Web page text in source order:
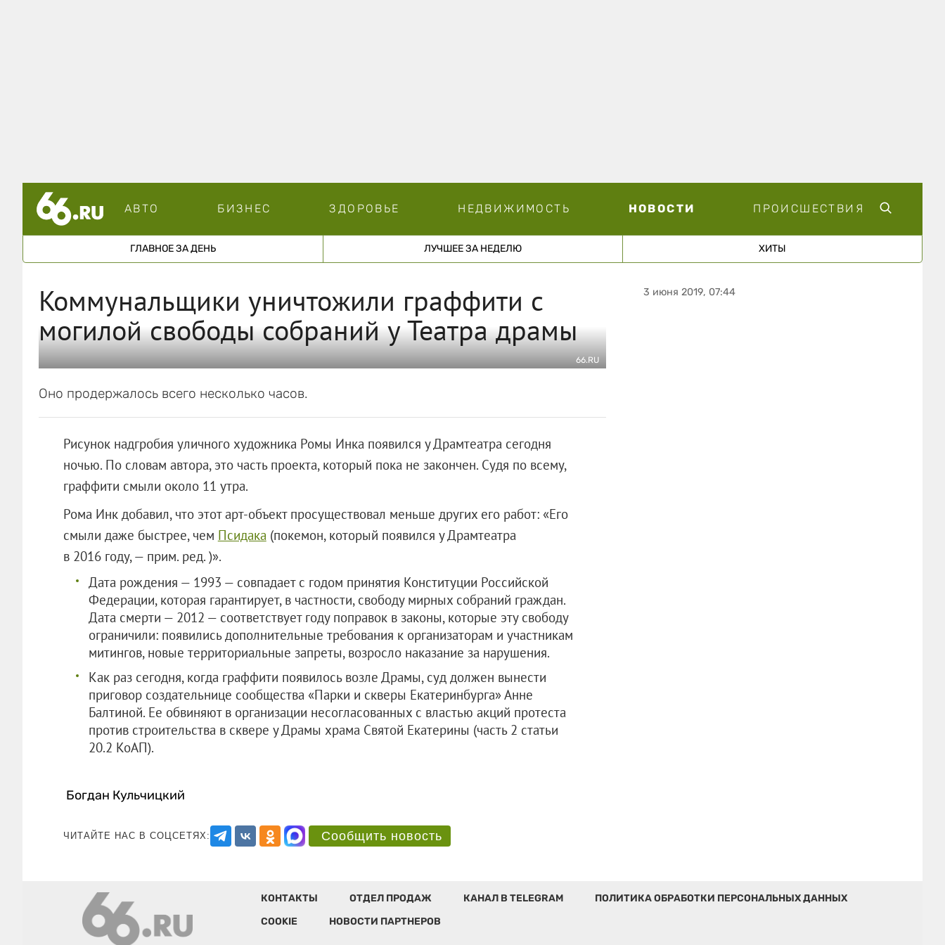
АВТО БИЗНЕС ЗДОРОВЬЕ НЕДВИЖИМОСТЬ НОВОСТИ ПРОИСШЕСТВИЯ
ГЛАВНОЕ ЗА ДЕНЬ ЛУЧШЕЕ ЗА НЕДЕЛЮ ХИТЫ
Коммунальщики уничтожили граффити с
могилой свободы собраний у Театра драмы
66.RU
Оно продержалось всего несколько часов.
Рисунок надгробия уличного художника Ромы Инка появился у Драмтеатра сегодня
ночью. По словам автора, это часть проекта, который пока не закончен. Судя по всему,
граффити смыли около 11 утра.
Рома Инк добавил, что этот арт-объект просуществовал меньше других его работ: «Его
смыли даже быстрее, чем Псидака (покемон, который появился у Драмтеатра
в 2016 году, — прим. ред. )».
Дата рождения — 1993 — совпадает с годом принятия Конституции Российской
Федерации, которая гарантирует, в частности, свободу мирных собраний граждан.
Дата смерти — 2012 — соответствует году поправок в законы, которые эту свободу
ограничили: появились дополнительные требования к организаторам и участникам
митингов, новые территориальные запреты, возросло наказание за нарушения.
Как раз сегодня, когда граффити появилось возле Драмы, суд должен вынести
приговор создательнице сообщества «Парки и скверы Екатеринбурга» Анне
Балтиной. Ее обвиняют в организации несогласованных с властью акций протеста
против строительства в сквере у Драмы храма Святой Екатерины (часть 2 статьи
20.2 КоАП).
Богдан Кульчицкий
ЧИТАЙТЕ НАС В СОЦСЕТЯХ: Сообщить новость
3 июня 2019, 07:44
КОНТАКТЫ ОТДЕЛ ПРОДАЖ КАНАЛ В TELEGRAM
ПОЛИТИКА ОБРАБОТКИ ПЕРСОНАЛЬНЫХ ДАННЫХ
COOKIE
НОВОСТИ ПАРТНЕРОВ